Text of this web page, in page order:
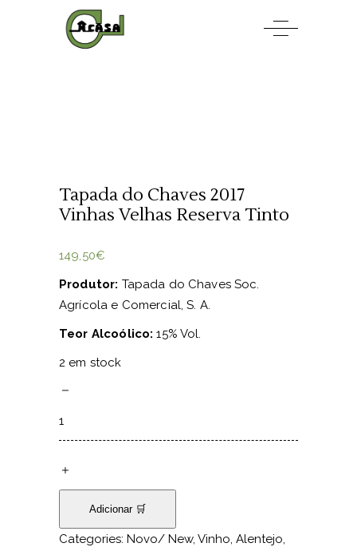
Tapada do Chaves 2017
Vinhas Velhas Reserva Tinto
149,50€
Produtor: Tapada do Chaves Soc.
Agrícola e Comercial, S. A.
Teor Alcoólico:15% Vol.
2 em stock
Tapada
Vinhas
Velhas
Reserva
Tinto
Adicionar 🛒
Categories: Novo/ New, Vinho, Alentejo,